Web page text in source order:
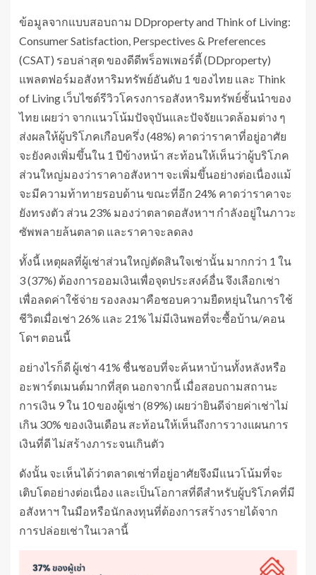
ข้อมูลจากแบบสอบถาม DDproperty and Think of Living:
Consumer Satisfaction, Perspectives & Preferences
(CSAT) รอบล่าสุด ของดีดีพร็อพเพอร์ตี้ (DDproperty)
แพลตฟอร์มอสังหาริมทรัพย์อันดับ 1 ของไทย และ Think
of Living เว็บไซต์รีวิวโครงการอสังหาริมทรัพย์ชั้นนำของ
ไทย เผยว่า จากแนวโน้มปัจจุบันและปัจจัยแวดล้อมต่าง ๆ
ส่งผลให้ผู้บริโภคเกือบครึ่ง (48%) คาดว่าราคาที่อยู่อาศัย
จะยังคงเพิ่มขึ้นใน 1 ปีข้างหน้า สะท้อนให้เห็นว่าผู้บริโภค
ส่วนใหญ่มองว่าราคาอสังหาฯ จะเพิ่มขึ้นอย่างต่อเนื่องแม้
จะมีความท้าทายรอบด้าน ขณะที่อีก 24% คาดว่าราคาจะ
ยังทรงตัว ส่วน 23% มองว่าตลาดอสังหาฯ กำลังอยู่ในภาวะ
ซัพพลายล้นตลาด และราคาจะลดลง
ทั้งนี้ เหตุผลที่ผู้เช่าส่วนใหญ่ตัดสินใจเช่านั้น มากกว่า 1 ใน
3 (37%) ต้องการออมเงินเพื่อจุดประสงค์อื่น จึงเลือกเช่า
เพื่อลดค่าใช้จ่าย รองลงมาคือชอบความยืดหยุ่นในการใช้
ชีวิตเมื่อเช่า 26% และ 21% ไม่มีเงินพอที่จะซื้อบ้าน/คอน
โดฯ ตอนนี้
อย่างไรก็ดี ผู้เช่า 41% ชื่นชอบที่จะค้นหาบ้านทั้งหลังหรือ
อะพาร์ตเมนต์มากที่สุด นอกจากนี้ เมื่อสอบถามสถานะ
การเงิน 9 ใน 10 ของผู้เช่า (89%) เผยว่ายินดีจ่ายค่าเช่าไม่
เกิน 30% ของเงินเดือน สะท้อนให้เห็นถึงการวางแผนการ
เงินที่ดี ไม่สร้างภาระจนเกินตัว
ดังนั้น จะเห็นได้ว่าตลาดเช่าที่อยู่อาศัยจึงมีแนวโน้มที่จะ
เติบโตอย่างต่อเนื่อง และเป็นโอกาสที่ดีสำหรับผู้บริโภคที่มี
อสังหาฯ ในมือหรือนักลงทุนที่ต้องการสร้างรายได้จาก
การปล่อยเช่าในเวลานี้